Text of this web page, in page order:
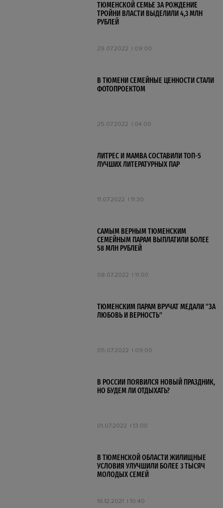
ТЮМЕНСКОЙ СЕМЬЕ ЗА РОЖДЕНИЕ
ТРОЙНИ ВЛАСТИ ВЫДЕЛИЛИ 4,3 МЛН
РУБЛЕЙ
29.07.2022 09:00
В ТЮМЕНИ СЕМЕЙНЫЕ ЦЕННОСТИ СТАЛИ
ФОТОПРОЕКТОМ
25.07.2022 04:00
ЛИТРЕС И MAMBA СОСТАВИЛИ ТОП-5
ЛУЧШИХ ЛИТЕРАТУРНЫХ ПАР
11.07.2022 11:30
САМЫМ ВЕРНЫМ ТЮМЕНСКИМ
СЕМЕЙНЫМ ПАРАМ ВЫПЛАТИЛИ БОЛЕЕ
58 МЛН РУБЛЕЙ
08.07.2022 11:00
ТЮМЕНСКИМ ПАРАМ ВРУЧАТ МЕДАЛИ "ЗА
ЛЮБОВЬ И ВЕРНОСТЬ"
05.07.2022 09:00
В РОССИИ ПОЯВИЛСЯ НОВЫЙ ПРАЗДНИК,
НО БУДЕМ ЛИ ОТДЫХАТЬ?
01.07.2022 13:00
В ТЮМЕНСКОЙ ОБЛАСТИ ЖИЛИЩНЫЕ
УСЛОВИЯ УЛУЧШИЛИ БОЛЕЕ 3 ТЫСЯЧ
МОЛОДЫХ СЕМЕЙ
16.12.2021 10:40